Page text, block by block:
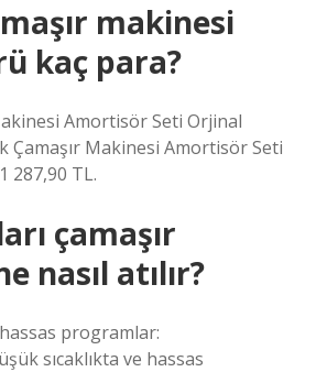
makinesi
kaç para?
Amortisör Seti Orjinal
Çamaşır Makinesi Amortisör Seti
287,90 TL.
çamaşır
nasıl atılır?
programlar:
sıcaklıkta ve hassas